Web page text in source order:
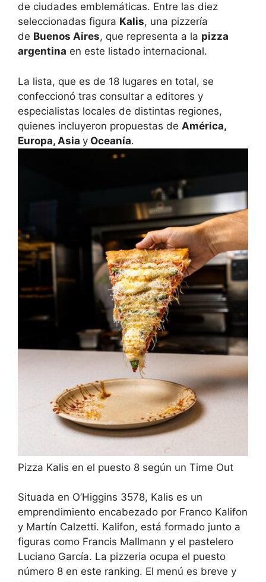
de ciudades emblemáticas. Entre las diez
seleccionadas figura Kalis, una pizzería
de Buenos Aires, que representa a la pizza
argentina en este listado internacional.
La lista, que es de 18 lugares en total, se
confeccionó tras consultar a editores y
especialistas locales de distintas regiones,
quienes incluyeron propuestas de América,
Europa, Asia y Oceanía.
Pizza Kalis en el puesto 8 según un Time Out
Situada en O’Higgins 3578, Kalis es un
emprendimiento encabezado por Franco Kalifon
y Martín Calzetti. Kalifon, está formado junto a
figuras como Francis Mallmann y el pastelero
Luciano García. La pizzeria ocupa el puesto
número 8 en este ranking. El menú es breve y